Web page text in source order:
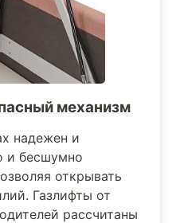
механизм
надежен и
и бесшумно
открывать
Газлифты от
рассчитаны